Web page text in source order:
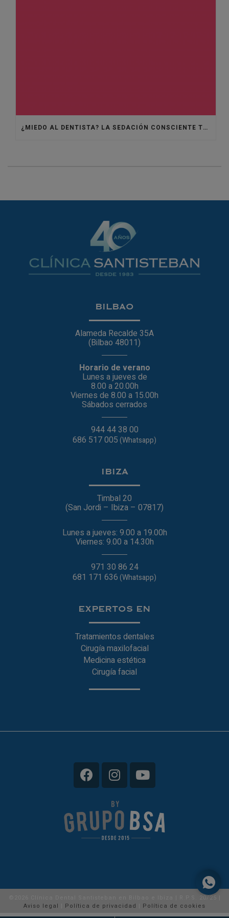
¿MIEDO AL DENTISTA? LA SEDACIÓN CONSCIENTE TE AYUDARÁ
BILBAO
Alameda Recalde 35A
(Bilbao 48011)
Horario de verano
Lunes a jueves de
8.00 a 20.00h
Viernes de 8.00 a 15.00h
Sábados cerrados
944 44 38 00
686 517 005(Whatsapp)
IBIZA
Timbal 20
(San Jordi – Ibiza – 07817)
Lunes a jueves: 9.00 a 19.00h
Viernes: 9.00 a 14.30h
971 30 86 24
681 171 636(Whatsapp)
EXPERTOS EN
Tratamientos dentales
Cirugía maxilofacial
Medicina estética
Cirugía facial
©2026 Clínica Dental Santisteban en Bilbao e Ibiza | R.P.S. 20/25 |
Aviso legal
Política de privacidad Política de cookies